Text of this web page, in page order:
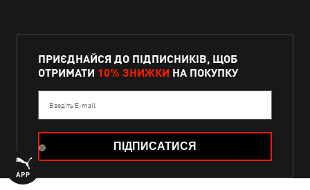
ПРИЄДНАЙСЯ ДО ПІДПИСНИКІВ, ЩОБ
ОТРИМАТИ 10% ЗНИЖКИ НА ПОКУПКУ
Введіть E-mail
ПІДПИСАТИСЯ